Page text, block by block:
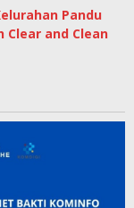
Pandu
and Clean